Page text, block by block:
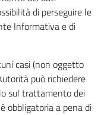
di perseguire le
Informativa e di
casi (non oggetto
può richiedere
sul trattamento dei
obbligatoria a pena di